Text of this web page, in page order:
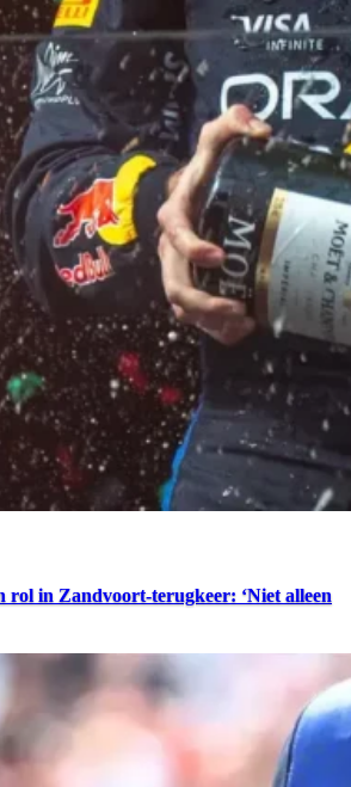
rol in Zandvoort-terugkeer: ‘Niet alleen